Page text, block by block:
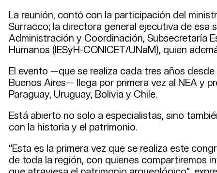
La reunión, contó con la participación del
Surracco; la directora general ejecutiva de esa
Administración y Coordinación, Subsecretaría
Humanos (IESyH-CONICET/UNaM), quien
El evento —que se realiza cada tres años
Buenos Aires— llega por primera vez al NEA y
Paraguay, Uruguay, Bolivia y Chile.
Está abierto no solo a especialistas, sino
con la historia y el patrimonio.
“Esta es la primera vez que se realiza este
de toda la región, con quienes compartiremos